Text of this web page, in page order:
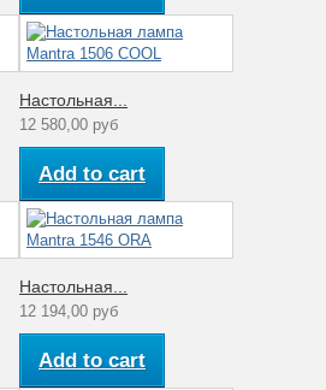
Настольная...
12 580,00 руб
Add to cart
Настольная...
12 194,00 руб
Add to cart